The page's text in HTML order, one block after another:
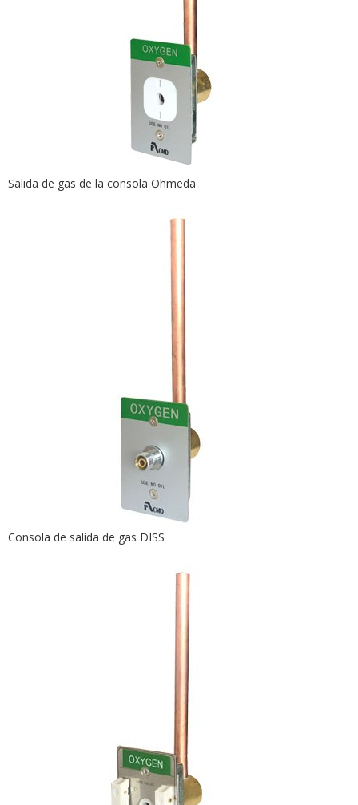
Salida de gas de la consola Ohmeda
Consola de salida de gas DISS